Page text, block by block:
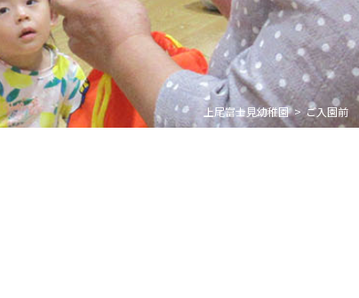
上尾富士見幼稚園 ご入園前